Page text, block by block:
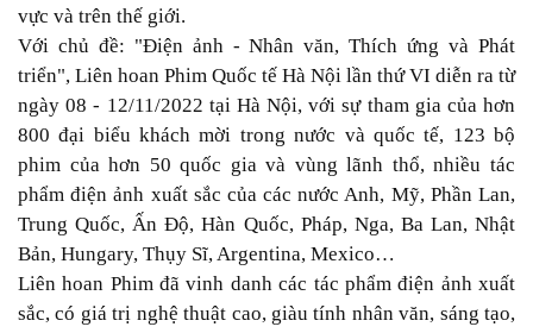
vực và trên thế giới.
Với chủ đề: "Điện ảnh - Nhân văn, Thích ứng và Phát
triển", Liên hoan Phim Quốc tế Hà Nội lần thứ VI diễn ra từ
ngày 08 - 12/11/2022 tại Hà Nội, với sự tham gia của hơn
800 đại biểu khách mời trong nước và quốc tế, 123 bộ
phim của hơn 50 quốc gia và vùng lãnh thổ, nhiều tác
phẩm điện ảnh xuất sắc của các nước Anh, Mỹ, Phần Lan,
Trung Quốc, Ấn Độ, Hàn Quốc, Pháp, Nga, Ba Lan, Nhật
Bản, Hungary, Thụy Sĩ, Argentina, Mexico…
Liên hoan Phim đã vinh danh các tác phẩm điện ảnh xuất
sắc, có giá trị nghệ thuật cao, giàu tính nhân văn, sáng tạo,